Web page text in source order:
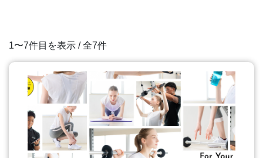
1〜7件目を表示 / 全7件